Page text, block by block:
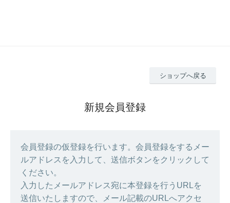
ショップへ戻る
新規会員登録
会員登録の仮登録を行います。会員登録をするメー
ルアドレスを入力して、送信ボタンをクリックして
ください。
入力したメールアドレス宛に本登録を行うURLを
送信いたしますので、メール記載のURLへアクセ